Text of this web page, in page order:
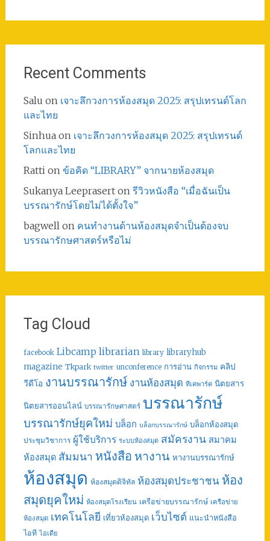
Recent Comments
Salu on เจาะลึกวงการห้องสมุด 2025: สรุปเทรนด์โลก
และไทย
Sinhuaon เจาะลึกวงการห้องสมุด 2025: สรุปเทรนด์
โลกและไทย
Ratti on ข้อคิด “LIBRARY” จากนายห้องสมุด
Sukanya Leepraserton รีวิวหนังสือ “เมื่อฉันเป็น
บรรณารักษ์โดยไม่ได้ตั้งใจ”
bagwell on คนทำงานด้านห้องสมุดจำเป็นต้องจบ
บรรณารักษศาสตร์หรือไม่
Tag Cloud
facebook Libcamp librarian library libraryhub
magazine Tkpark twitter unconference การอ่าน กิจกรรม คลิป
วีดีโอ งานบรรณารักษ์ งานห้องสมุด ทีเคพาร์ค นิตยสาร
นิตยสารออนไลน์ บรรณารักษศาสตร์ บรรณารักษ์
บรรณารักษ์ยุคใหม่ บล็อก บล็อกบรรณารักษ์ บล็อกห้องสมุด
ประชุมวิชาการ ผู้ใช้บริการ ระบบห้องสมุด สมัครงาน สมาคม
ห้องสมุด สัมมนา หนังสือ หางาน หางานบรรณารักษ์
ห้องสมุด ห้องสมุดดิจิทัล ห้องสมุดประชาชน ห้อง
สมุดยุคใหม่ ห้องสมุดโรงเรียน เครือข่ายบรรณารักษ์ เครือข่าย
ห้องสมุด เทคโนโลยี เที่ยวห้องสมุด เว็บไซต์ แนะนำหนังสือ
ไอที ไอเดีย